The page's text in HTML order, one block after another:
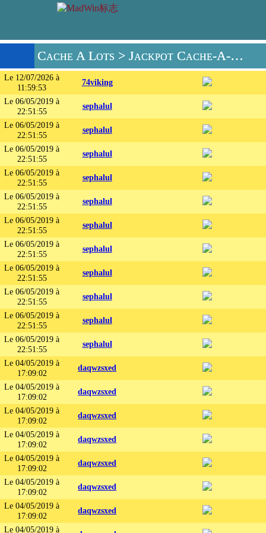
Cache A Lots > Jackpot Cache-A-Lots获奖者
Le 12/07/2026 à
11:59:53
74viking
Le 06/05/2019 à
22:51:55
sephalul
Le 06/05/2019 à
22:51:55
sephalul
Le 06/05/2019 à
22:51:55
sephalul
Le 06/05/2019 à
22:51:55
sephalul
Le 06/05/2019 à
22:51:55
sephalul
Le 06/05/2019 à
22:51:55
sephalul
Le 06/05/2019 à
22:51:55
sephalul
Le 06/05/2019 à
22:51:55
sephalul
Le 06/05/2019 à
22:51:55
sephalul
Le 06/05/2019 à
22:51:55
sephalul
Le 06/05/2019 à
22:51:55
sephalul
Le 04/05/2019 à
17:09:02
daqwzsxed
Le 04/05/2019 à
17:09:02
daqwzsxed
Le 04/05/2019 à
17:09:02
daqwzsxed
Le 04/05/2019 à
17:09:02
daqwzsxed
Le 04/05/2019 à
17:09:02
daqwzsxed
Le 04/05/2019 à
17:09:02
daqwzsxed
Le 04/05/2019 à
17:09:02
daqwzsxed
Le 04/05/2019 à